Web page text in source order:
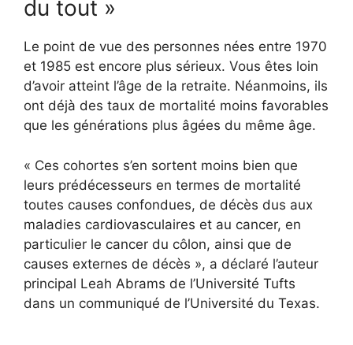
du tout »
Le point de vue des personnes nées entre 1970
et 1985 est encore plus sérieux. Vous êtes loin
d’avoir atteint l’âge de la retraite. Néanmoins, ils
ont déjà des taux de mortalité moins favorables
que les générations plus âgées du même âge.
« Ces cohortes s’en sortent moins bien que
leurs prédécesseurs en termes de mortalité
toutes causes confondues, de décès dus aux
maladies cardiovasculaires et au cancer, en
particulier le cancer du côlon, ainsi que de
causes externes de décès », a déclaré l’auteur
principal Leah Abrams de l’Université Tufts
dans un communiqué de l’Université du Texas.